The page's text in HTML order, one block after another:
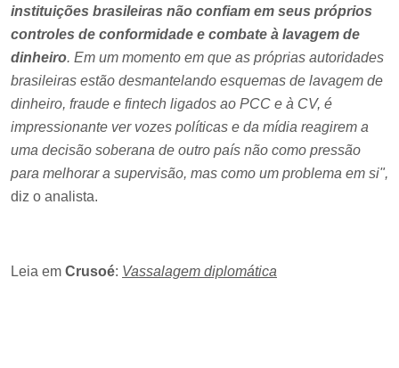
instituições brasileiras não confiam em seus próprios
controles de conformidade e combate à lavagem de
dinheiro. Em um momento em que as próprias autoridades
brasileiras estão desmantelando esquemas de lavagem de
dinheiro, fraude e fintech ligados ao PCC e à CV, é
impressionante ver vozes políticas e da mídia reagirem a
uma decisão soberana de outro país não como pressão
para melhorar a supervisão, mas como um problema em si",
diz o analista.
Leia em Crusoé: Vassalagem diplomática